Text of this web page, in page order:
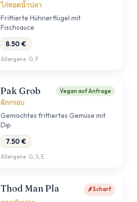
ไก่ทอดน้ำปลา
Frittierte Hühnerflügel mit
Fischsauce
8.50 €
Allergene: G, F
Pak Grob Vegan auf Anfrage
ผักกรอบ
Gemischtes frittiertes Gemüse mit
Dip
7.50 €
Allergene: G, S, E
Thod Man Pla 🌶 Scharf